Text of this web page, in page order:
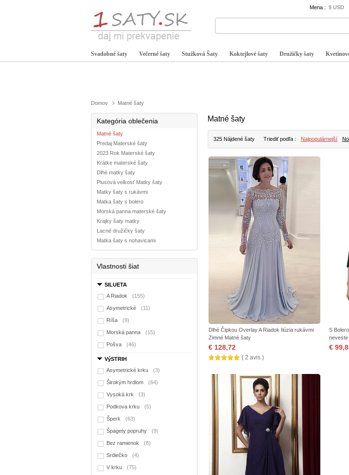
Mena : $ USD
Svadobné šaty Večerné šaty Stužková Šaty Koktejlové šaty Družičky šaty
Domov Matné šaty
Kategória oblečenia
Matné šaty
Predaj Materské šaty
2023 Rok Materské šaty
Krátke materské šaty
Dlhé matky šaty
Plusová velkosť Matky šaty
Matky šaty s rukávmi
Matka šaty s bolero
Morská panna materské šaty
Krajky šaty matky
Lacné družičky šaty
Matka šaty s nohavicami
Vlastnosti šiat
SILUETA
A Riadok
(155)
Asymetrické (11)
Ríša (9)
Morská panna (15)
Pošva (46)
VýSTRIH
Asymetrické krku
(3)
Širokým hrdlom (64)
Vysoká krk (3)
Podkova krku (5)
Šperk (63)
Špagety popruhy (9)
Bez ramienok (8)
Srdiečko (4)
V krku (75)
Matné šaty
325 Nájdené šaty Triediť podľa : Najpopulárnejší
Dlhé Čipkou Overlay A Riadok Ilúzia rukávmi
Zimné Matné šaty
€ 128,72
( 2 avis )
S
neveste
€